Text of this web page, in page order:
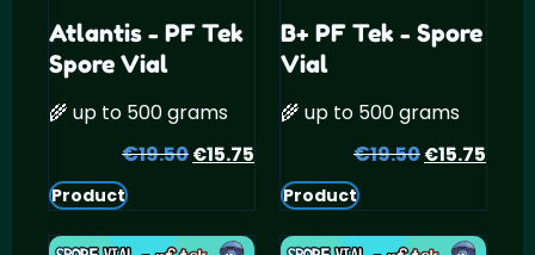
Atlantis - PF Tek
Spore Vial
🌾 up to 500 grams
€19.50Oorspronkelijke
was:
€19.50.
€15.75
prijs
is:
€15.75.
Product
B+ PF Tek - Spore
Vial
🌾 up to 500 grams
€19.50
was:
€19.50.
€15.75
is:
Product